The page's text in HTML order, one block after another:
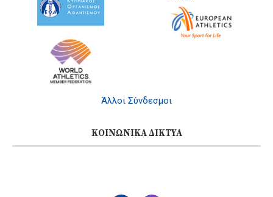
Άλλοι Σύνδεσμοι
ΚΟΙΝΩΝΙΚΆ ΔΊΚΤΥΑ